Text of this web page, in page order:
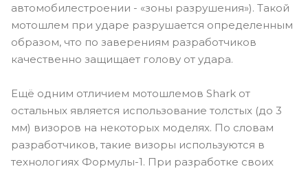
автомобилестроении - «зоны разрушения»). Такой
мотошлем при ударе разрушается определенным
образом, что по заверениям разработчиков
качественно защищает голову от удара.
Ещё одним отличием мотошлемов Shark от
остальных является использование толстых (до 3
мм) визоров на некоторых моделях. По словам
разработчиков, такие визоры используются в
технологиях Формулы-1. При разработке своих